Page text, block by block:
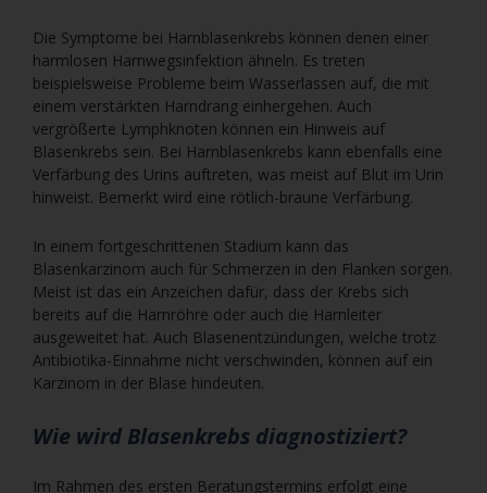
Die Symptome bei Harnblasenkrebs können denen einer
harmlosen Harnwegsinfektion ähneln. Es treten
beispielsweise Probleme beim Wasserlassen auf, die mit
einem verstärkten Harndrang einhergehen. Auch
vergrößerte Lymphknoten können ein Hinweis auf
Blasenkrebs sein. Bei Harnblasenkrebs kann ebenfalls eine
Verfärbung des Urins auftreten, was meist auf Blut im Urin
hinweist. Bemerkt wird eine rötlich-braune Verfärbung.
In einem fortgeschrittenen Stadium kann das
Blasenkarzinom auch für Schmerzen in den Flanken sorgen.
Meist ist das ein Anzeichen dafür, dass der Krebs sich
bereits auf die Harnröhre oder auch die Harnleiter
ausgeweitet hat. Auch Blasenentzündungen, welche trotz
Antibiotika-Einnahme nicht verschwinden, können auf ein
Karzinom in der Blase hindeuten.
Wie wird Blasenkrebs diagnostiziert?
Im Rahmen des ersten Beratungstermins erfolgt eine